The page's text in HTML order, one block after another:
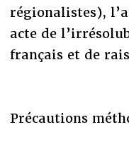
régionalistes),
acte de
français et de
Précautions